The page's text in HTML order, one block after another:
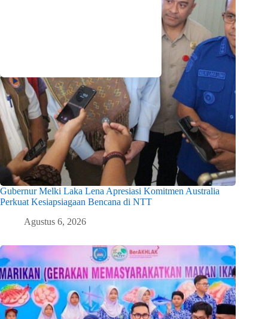
Gubernur Melki Laka Lena Apresiasi Komitmen Australia
Perkuat Kesiapsiagaan Bencana di NTT
Agustus 6, 2026